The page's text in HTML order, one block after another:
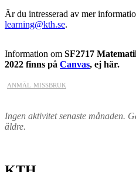
Är du intresserad av mer
learning@kth.se.
Information om SF2717
2022 finns på Canvas, ej här.
anmäl missbruk
Ingen aktivitet senaste månaden.
äldre.